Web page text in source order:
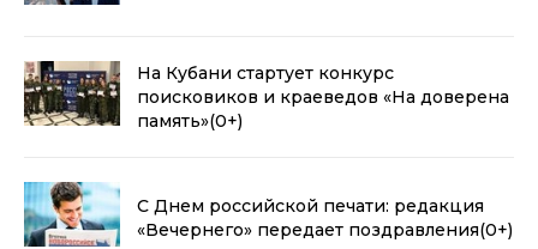
На Кубани стартует конкурс
поисковиков и краеведов «На доверена
память»(0+)
С Днем российской печати: редакция
«Вечернего» передает поздравления(0+)